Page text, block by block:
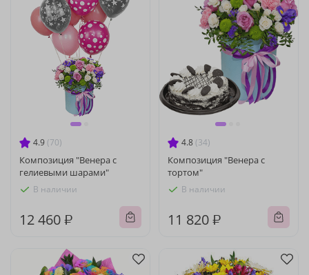
4.9 (70)
Композиция "Венера с
гелиевыми шарами"
В наличии
12 460 ₽
4.8 (34)
Композиция "Венера с
тортом"
В наличии
11 820 ₽